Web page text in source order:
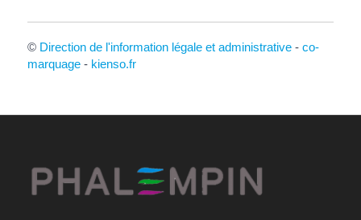
© Direction de l'information légale et administrative- co-
marquage- kienso.fr